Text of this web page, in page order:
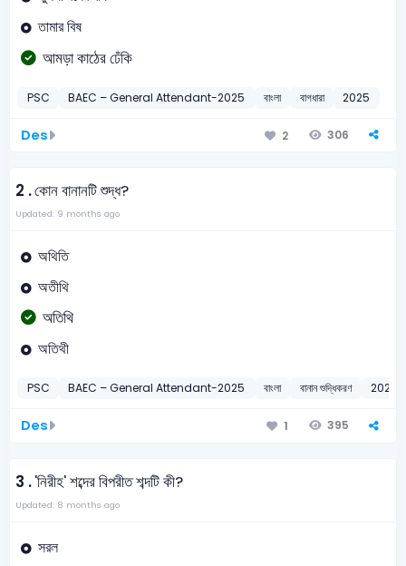
তামার বিষ
আমড়া কাঠের ঢেঁকি
PSC BAEC – General Attendant-2025 বাংলা বাগধারা 2025
Des 2 306
2 .কোন বানানটি শুদ্ধ?
Updated: 9 months ago
অথিতি
অতীথি
অতিথি
অতিথী
PSC BAEC – General Attendant-2025 বাংলা বানান শুদ্ধিকরণ 2025
Des 1 395
3 .'নিরীহ' শব্দের বিপরীত শব্দটি কী?
Updated: 8 months ago
সরল